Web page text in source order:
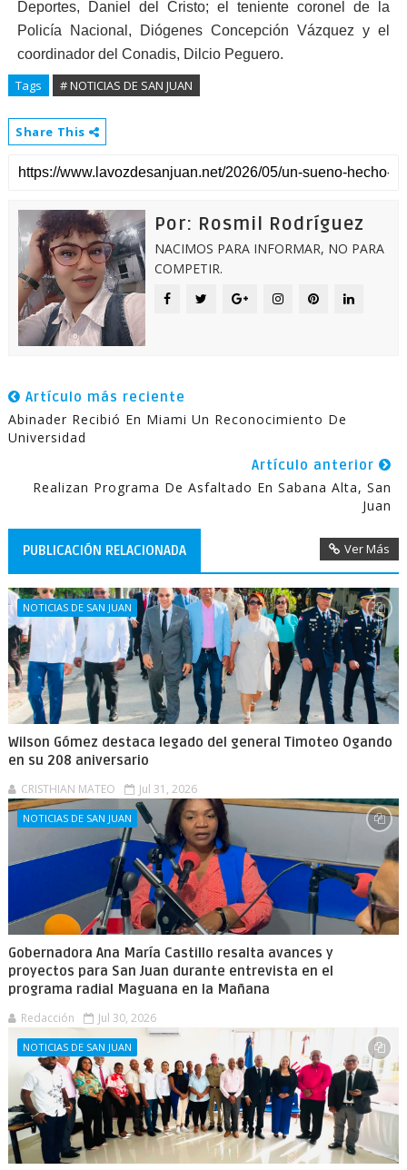
Deportes, Daniel del Cristo; el teniente coronel de la
Policía Nacional, Diógenes Concepción Vázquez y el
coordinador del Conadis, Dilcio Peguero.
Tags # NOTICIAS DE SAN JUAN
Share This
Por: Rosmil Rodríguez
NACIMOS PARA INFORMAR, NO PARA
COMPETIR.
Artículo más reciente
Abinader Recibió En Miami Un Reconocimiento De
Universidad
Artículo anterior
Realizan Programa De Asfaltado En Sabana Alta, San
Juan
PUBLICACIÓN RELACIONADA Ver Más
NOTICIAS DE SAN JUAN
Wilson Gómez destaca legado del general Timoteo Ogando
en su 208 aniversario
CRISTHIAN MATEO Jul 31, 2026
NOTICIAS DE SAN JUAN
Gobernadora Ana María Castillo resalta avances y
proyectos para San Juan durante entrevista en el
programa radial Maguana en la Mañana
Redacción Jul 30, 2026
NOTICIAS DE SAN JUAN